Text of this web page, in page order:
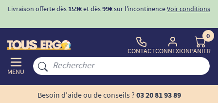
Livraison offerte dès 159€et dès99€sur l'incontinenceVoir conditions
MENU
CONTACTCONNEXION
0
PANIER
Besoin d'aide ou de conseils ? 03 20 81 93 89